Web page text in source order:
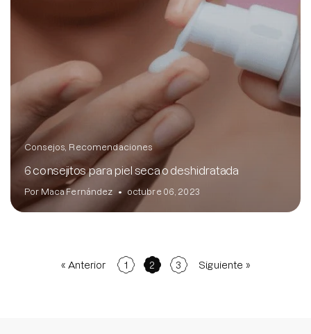
Consejos Recomendaciones
6 consejitos para piel seca o deshidratada
Por Maca Fernández octubre 06, 2023
« Anterior 1 2 3 Siguiente »